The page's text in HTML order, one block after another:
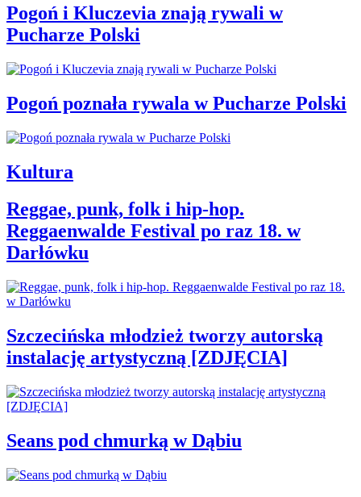
Pogoń i Kluczevia znają rywali w
Pucharze Polski
Pogoń poznała rywala w Pucharze Polski
Kultura
Reggae, punk, folk i hip-hop.
Reggaenwalde Festival po raz 18. w
Darłówku
Szczecińska młodzież tworzy autorską
instalację artystyczną [ZDJĘCIA]
Seans pod chmurką w Dąbiu